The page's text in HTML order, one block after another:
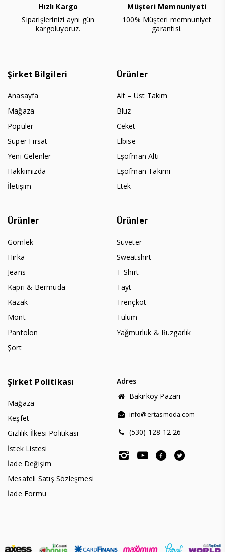
Hızlı Kargo
Siparişlerinizi aynı gün
kargoluyoruz.
Müşteri Memnuniyeti
100% Müşteri memnuniyet
garantisi.
Şirket Bilgileri
Anasayfa
Mağaza
Populer
Süper Fırsat
Yeni Gelenler
Hakkımızda
İletişim
Ürünler
Alt – Üst Takım
Bluz
Ceket
Elbise
Eşofman Altı
Eşofman Takımı
Etek
Ürünler
Gömlek
Hırka
Jeans
Kapri & Bermuda
Kazak
Mont
Pantolon
Şort
Ürünler
Süveter
Sweatshirt
T-Shirt
Tayt
Trençkot
Tulum
Yağmurluk & Rüzgarlık
Şirket Politikası
Mağaza
Keşfet
Gizlilik İlkesi Politikası
İstek Listesi
İade Değişim
Mesafeli Satış Sözleşmesi
İade Formu
Adres
Bakırköy Pazarı
info@ertasmoda.com
(530) 128 12 26